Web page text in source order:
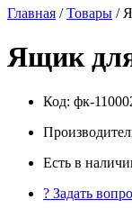
Главная /Товары /
Ящик
Код: фк-
Есть в
? Задать